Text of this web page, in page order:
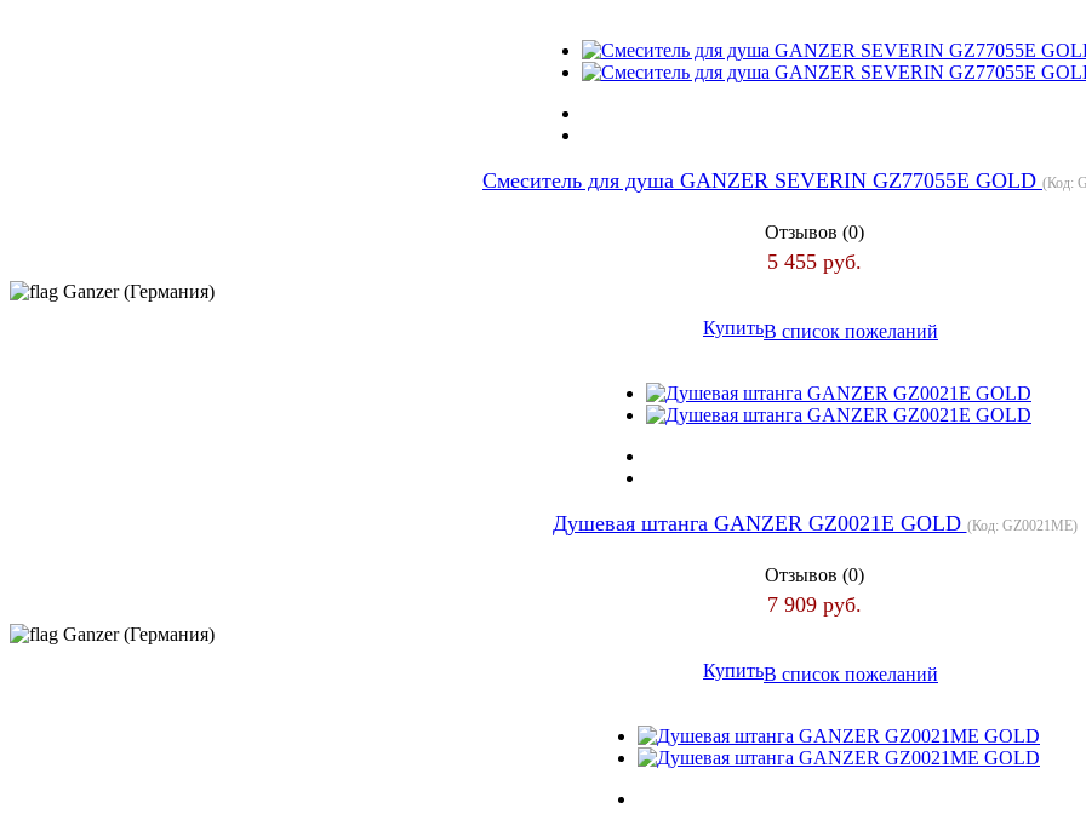
Смеситель для душа GANZER SEVERIN GZ77055E GOLD (Код:
Отзывов (0)
5 455 руб.
Ganzer (Германия)
КупитьВ список пожеланий
Душевая штанга GANZER GZ0021E GOLD (Код: GZ0021МЕ)
Отзывов (0)
7 909 руб.
Ganzer (Германия)
КупитьВ список пожеланий